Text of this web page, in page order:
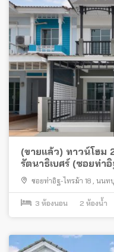
(ขายแล้ว) ทาวน์โฮม
รัตนาธิเบศร์ (ซอยท่า
ทะเลสาบและส่วนกลา
ซอยท่าอิฐ-ไทรม้า 18 , นนท
3 ห้องนอน 2 ห้องน้ำ